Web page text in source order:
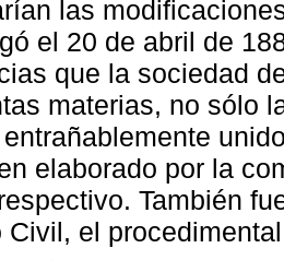
las
el 20 de abril de
que la sociedad
materias, no sólo
elaborado por la
También
Civil, el